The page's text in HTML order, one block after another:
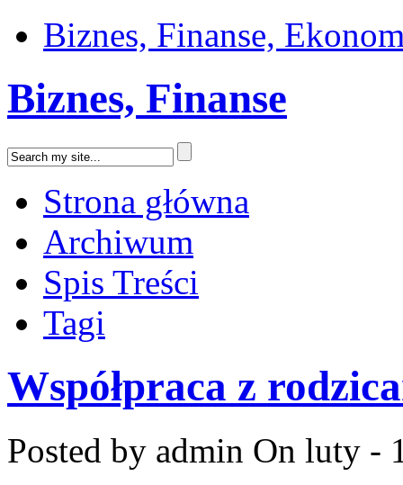
Biznes, Finanse,
Biznes, Finanse
Strona główna
Archiwum
Spis Treści
Tagi
Współpraca z
Posted by admin On luty -